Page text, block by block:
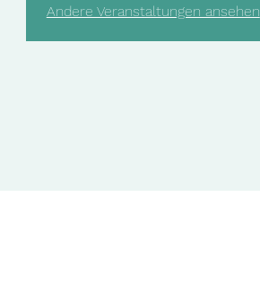
Andere Veranstaltungen ansehen